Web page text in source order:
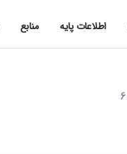
اطلاعات پایه منابع